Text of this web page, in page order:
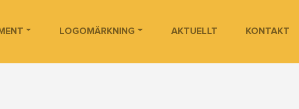
LOGOMÄRKNING AKTUELLT KONTAKT